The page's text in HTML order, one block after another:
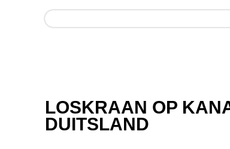
LOSKRAAN OP
DUITSLAND